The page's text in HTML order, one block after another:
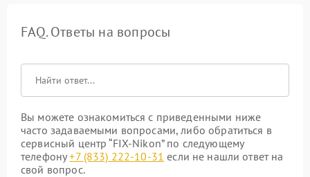
FAQ. Ответы на вопросы
Вы можете ознакомиться с приведенными ниже
часто задаваемыми вопросами, либо обратиться в
сервисный центр “FIX-Nikon” по следующему
телефону+7 (833) 222-10-31 если не нашли ответ на
свой вопрос.